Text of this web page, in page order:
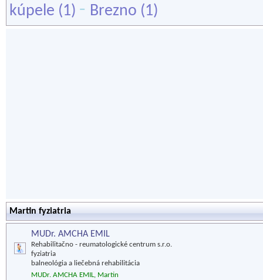
kúpele (1) - Brezno (1)
Martin fyziatria
MUDr. AMCHA EMIL
Rehabilitačno - reumatologické centrum s.r.o.
fyziatria
balneológia a liečebná rehabilitácia
MUDr. AMCHA EMIL, Martin